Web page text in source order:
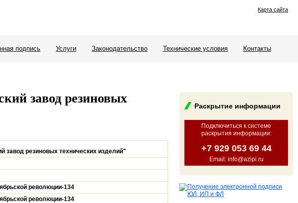
Карта сайта
подпись Услуги Законодательство Технические условия
Контакты
Раскрытие информации
Подключиться к системе
раскрытия информации:
+7 929 053 69 44
Email: info@azipi.ru
завод резиновых
завод резиновых технических изделий"
революции-134
революции-134